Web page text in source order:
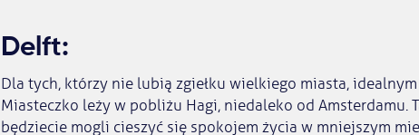
Delft:
Dla tych, którzy nie lubią zgiełku wielkiego miasta,
Miasteczko leży w pobliżu Hagi, niedaleko od Amsterdamu.
będziecie mogli cieszyć się spokojem życia w mniejszym